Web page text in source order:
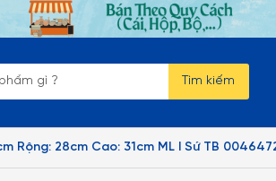
Tìm kiếm
Rộng: 28cm Cao: 31cm ML I Sứ TB